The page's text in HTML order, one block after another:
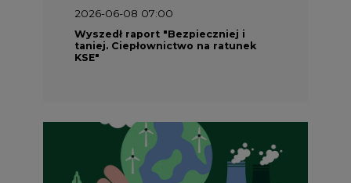
2026-06-08 07:00
Wyszedł raport "Bezpieczniej i
taniej. Ciepłownictwo na ratunek
KSE"